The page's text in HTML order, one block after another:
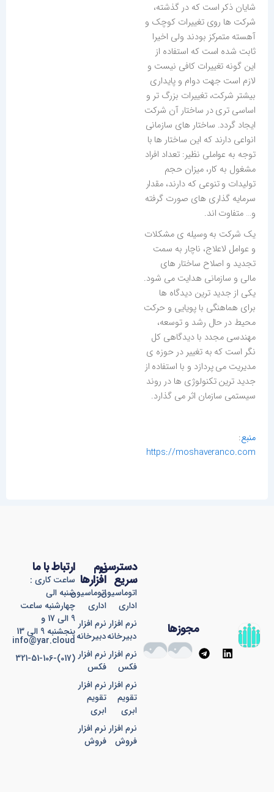
شایان ذکر است که در گذشته،
شرکت ها روی تغییرات کوچک و
آهسته متمرکز بودند ولی اخیرا
ثابت شده است که استفاده از
این گونه تغییرات کافی نیست و
لازم است جهت دوام و پایداری
بیشتر شرکت، تغییرات بزرگ تر و
اساسی تری در ساختار آن شرکت
ایجاد گردد. ساختار های سازمانی
انواعی دارند که این ساختار ها با
توجه به عواملی نظیر: تعداد افراد
مشغول به کار، میزان حجم
تولیدات و تنوعی که دارند، مقدار
سرمایه گذاری های صورت گرفته
و… متفاوت اند.
یک شرکت به وسیله ی مشکلات
و عوامل لاعلاج، ناچار به سمت
تجدید و اصلاح ساختار های
مالی و سازمانی هدایت می شود.
یکی از جدید ترین دیدگاه ها
برای هماهنگی با پویایی و حرکت
محیط در حال رشد و توسعه،
مهندسی مجدد با دیدگاهی کل
نگر است که به تغییر در حوزه ی
مدیریت می پردازد و با استفاده از
جدید ترین تکنولوژی ها در روند
سیستمی سازمان اثر می گذارد.
منبع:
https://moshaveranco.com
نرم
افزارها
اتوماسیون
اداری
نرم افزار
دبیرخانه
نرم افزار
فکس
نرم افزار
تقویم
ابری
نرم افزار
فروش
دسترسی
سریع
اتوماسیون
اداری
نرم افزار
دبیرخانه
نرم افزار
فکس
نرم افزار
تقویم
ابری
نرم افزار
فروش
ارتباط با ما
ساعت کاری :
شنبه الی
چهارشنبه ساعت
9 الی 17 و
پنجشنبه 9 الی 13
info@yar.cloud
(017)-321-51-106
مجوزها
L
i
T
e